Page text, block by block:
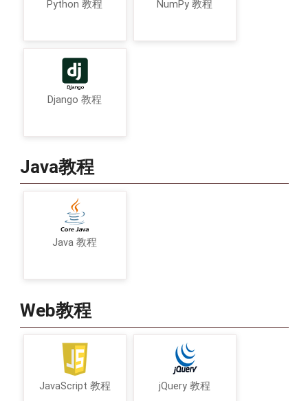
Python 教程 NumPy 教程
Django 教程
Java教程
Java 教程
Web教程
JavaScript 教程 jQuery 教程